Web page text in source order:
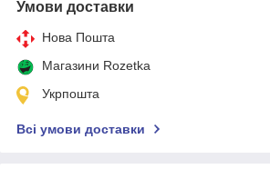
Умови доставки
Нова Пошта
Магазини Rozetka
Укрпошта
Всі умови доставки